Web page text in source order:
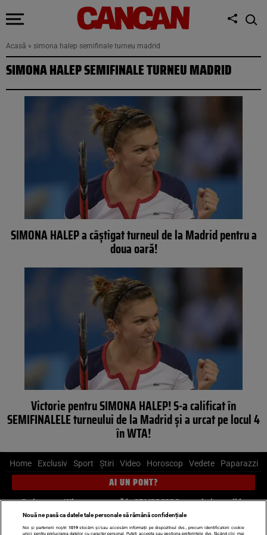
Acasă » simona halep semifinale turneu madrid
SIMONA HALEP SEMIFINALE TURNEU MADRID
SIMONA HALEP a câştigat turneul de la Madrid pentru a
doua oară!
Victorie pentru SIMONA HALEP! S-a calificat în
SEMIFINALELE turneului de la Madrid şi a urcat pe locul 4
în WTA!
Home Exclusiv Sport Știri Video Horoscop Vedete Paparazzi
AI UN PONT?
Scrie-ne pe Whatsapp, sună la 0741226226 sau trimite mail la
pont@cancan.ro
Nouă ne pasă ca datele tale personale să rămână confidențiale
Noi și partenerii noștri 1019stocăm și/sau accesăm informații pe dispozitivul dvs., precum identificatorii cookie
unici pentru prelucrarea datelor cu caracter personal. Puteți accepta sau gestiona preferințele dvs. făcând clic mai